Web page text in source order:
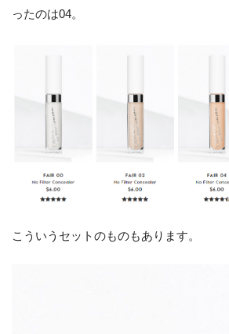
ったのは04。
こういうセットのものもあります。